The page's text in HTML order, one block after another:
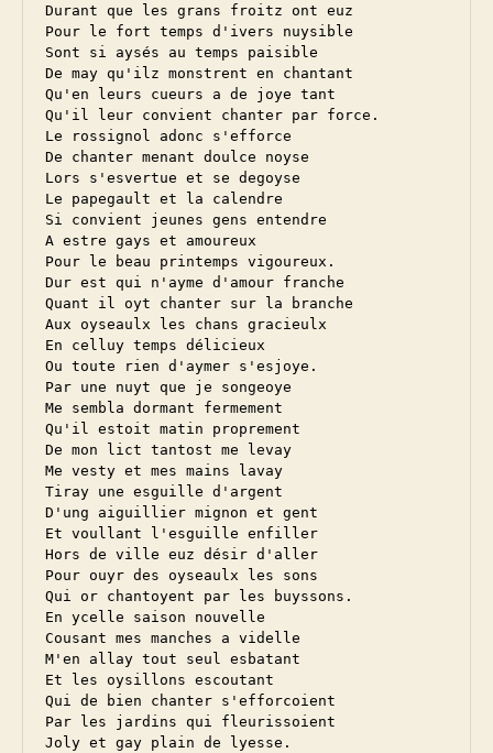
Durant que les grans froitz ont euz
Pour le fort temps d'ivers nuysible
Sont si aysés au temps paisible
De may qu'ilz monstrent en chantant
Qu'en leurs cueurs a de joye tant
Qu'il leur convient chanter par force.
Le rossignol adonc s'efforce
De chanter menant doulce noyse
Lors s'esvertue et se degoyse
Le papegault et la calendre
Si convient jeunes gens entendre
A estre gays et amoureux
Pour le beau printemps vigoureux.
Dur est qui n'ayme d'amour franche
Quant il oyt chanter sur la branche
Aux oyseaulx les chans gracieulx
En celluy temps délicieux
Ou toute rien d'aymer s'esjoye.
Par une nuyt que je songeoye
Me sembla dormant fermement
Qu'il estoit matin proprement
De mon lict tantost me levay
Me vesty et mes mains lavay
Tiray une esguille d'argent
D'ung aiguillier mignon et gent
Et voullant l'esguille enfiller
Hors de ville euz désir d'aller
Pour ouyr des oyseaulx les sons
Qui or chantoyent par les buyssons.
En ycelle saison nouvelle
Cousant mes manches a videlle
M'en allay tout seul esbatant
Et les oysillons escoutant
Qui de bien chanter s'efforcoient
Par les jardins qui fleurissoient
Joly et gay plain de lyesse.